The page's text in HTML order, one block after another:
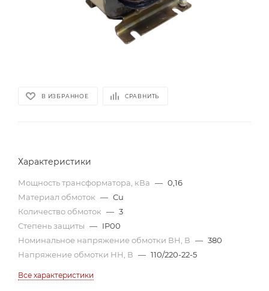
В ИЗБРАННОЕ СРАВНИТЬ
Характеристики
Мощность трансформатора, кВа — 0,16
Материал обмоток — Cu
Количество обмоток — 3
Степень защиты — IP00
Номинальное напряжение обмотки ВН, В — 380
Напряжение обмотки НН, В — 110/220-22-5
Все характеристики